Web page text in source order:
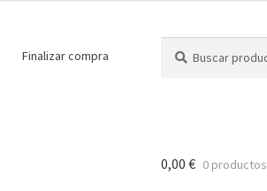
Finalizar compra
por:
0,00 € 0 productos